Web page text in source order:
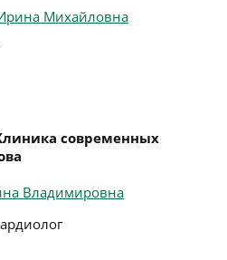
Михайловна
современных
Владимировна